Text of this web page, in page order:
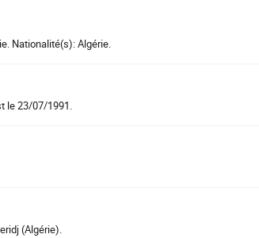
Nationalité(s): Algérie.
le 23/07/1991.
(Algérie).